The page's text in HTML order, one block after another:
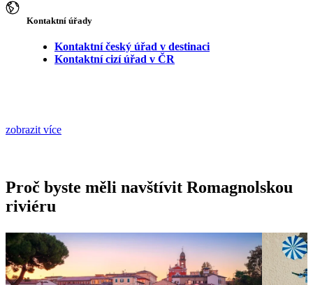
Kontaktní úřady
Kontaktní český úřad v destinaci
Kontaktní cizí úřad v ČR
zobrazit více
Proč byste měli navštívit Romagnolskou
riviéru